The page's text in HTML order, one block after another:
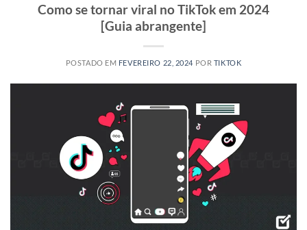
Como se tornar viral no TikTok em 2024
[Guia abrangente]
POSTADO EM FEVEREIRO 22, 2024 POR TIKTOK